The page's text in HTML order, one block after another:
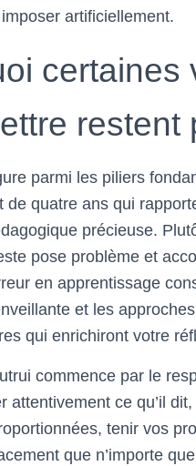
artificiellement.
certaines
restent
parmi les piliers
de quatre ans qui
précieuse.
pose problème et
en apprentissage
et les
qui enrichiront votre
commence par le
attentivement ce qu’il
tenir vos
que n’importe